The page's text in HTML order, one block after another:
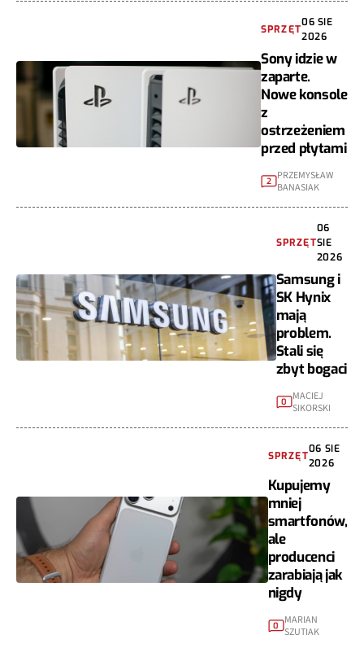
SPRZĘT
06 SIE
2026
Sony idzie w
zaparte.
Nowe konsole
z
ostrzeżeniem
przed płytami
2 PRZEMYSŁAW
BANASIAK
SPRZĘT
06
SIE
2026
Samsung i
SK Hynix
mają
problem.
Stali się
zbyt bogaci
0 MACIEJ
SIKORSKI
SPRZĘT
06 SIE
2026
Kupujemy
mniej
smartfonów,
ale
producenci
zarabiają jak
nigdy
0 MARIAN
SZUTIAK